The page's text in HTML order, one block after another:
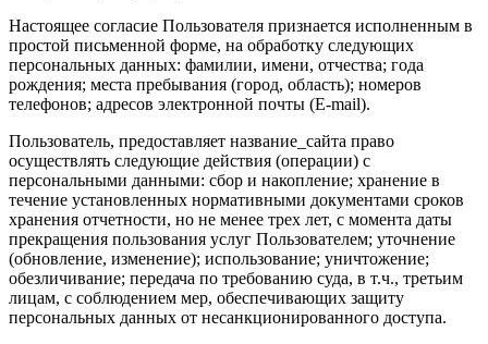
Настоящее согласие Пользователя признается исполненным в
простой письменной форме, на обработку следующих
персональных данных: фамилии, имени, отчества; года
рождения; места пребывания (город, область); номеров
телефонов; адресов электронной почты (E-mail).
Пользователь, предоставляет название_сайта право
осуществлять следующие действия (операции) с
персональными данными: сбор и накопление; хранение в
течение установленных нормативными документами сроков
хранения отчетности, но не менее трех лет, с момента даты
прекращения пользования услуг Пользователем; уточнение
(обновление, изменение); использование; уничтожение;
обезличивание; передача по требованию суда, в т.ч., третьим
лицам, с соблюдением мер, обеспечивающих защиту
персональных данных от несанкционированного доступа.